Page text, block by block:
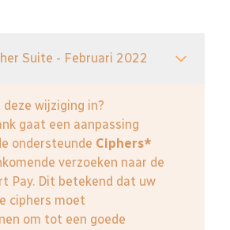
Suite - Februari 2022
wijziging in?
gaat een aanpassing
ondersteunde Ciphers*
verzoeken naar de
Pay. Dit betekend dat uw
ciphers moet
om tot een goede